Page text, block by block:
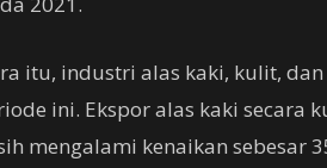
itu, industri alas kaki, kulit,
ini. Ekspor alas kaki secara
mengalami kenaikan sebesar